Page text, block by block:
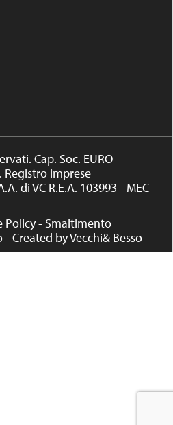
Cap. Soc. EURO
Registro imprese
di VC R.E.A. 103993 - MEC
Policy- Smaltimento
- Created by Vecchi& Besso